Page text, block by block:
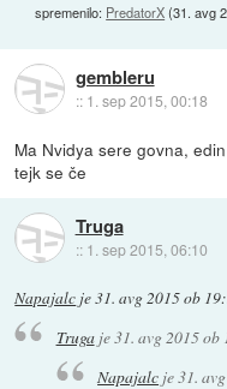
spremenilo: PredatorX(31. avg
gembleru
:: 1. sep 2015, 00:18
Ma Nvidya sere govna,
tejk se če
Truga
:: 1. sep 2015, 06:10
Napajalc je31. avg 2015 ob
Trugaje31. avg 2015 ob
Napajalc je31.